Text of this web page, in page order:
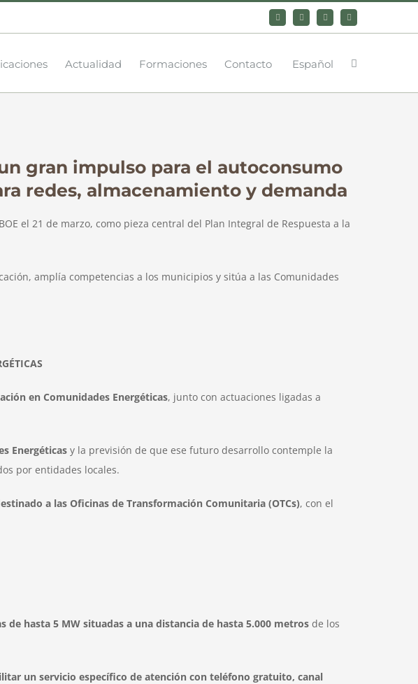
BlueskyLinkedInYouTubeInstagram
Actualidad Formaciones Contacto Español
gran impulso para el autoconsumo
redes, almacenamiento y demanda
el 21 de marzo, como pieza central del Plan Integral de Respuesta a la
amplía competencias a los municipios y sitúa a las Comunidades
en Comunidades Energéticas, junto con actuaciones ligadas a
Energéticas y la previsión de que ese futuro desarrollo contemple la
por entidades locales.
a las Oficinas de Transformación Comunitaria (OTCs), con el
hasta 5 MW situadas a una distancia de hasta 5.000 metros de los
un servicio específico de atención con teléfono gratuito, canal